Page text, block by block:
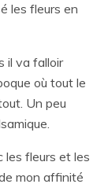
les fleurs en
il va falloir
où tout le
Un peu
les fleurs et les
mon affinité